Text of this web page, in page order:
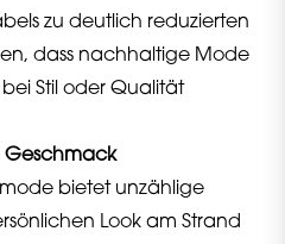
zu deutlich reduzierten
dass nachhaltige Mode
bei Stil oder Qualität
Geschmack
bietet unzählige
Look am Strand